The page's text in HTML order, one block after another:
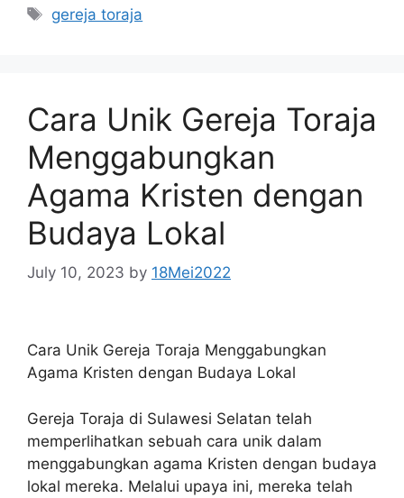
Tags
gereja toraja
Cara Unik Gereja Toraja
Menggabungkan
Agama Kristen dengan
Budaya Lokal
July 10, 2023 by 18Mei2022
Cara Unik Gereja Toraja Menggabungkan
Agama Kristen dengan Budaya Lokal
Gereja Toraja di Sulawesi Selatan telah
memperlihatkan sebuah cara unik dalam
menggabungkan agama Kristen dengan budaya
lokal mereka. Melalui upaya ini, mereka telah